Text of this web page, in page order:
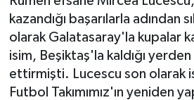
kazandığı başarılarla adından
olarak Galatasaray'la kupalar
isim, Beşiktaş'la kaldığı
ettirmişti. Lucescu son olarak
Futbol Takımımız'ın yeniden
Haber Arşivi